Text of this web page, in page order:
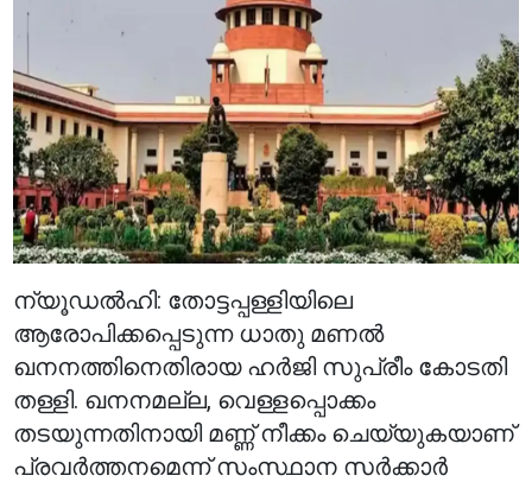
ന്യൂഡൽഹി: തോട്ടപ്പള്ളിയിലെ
ആരോപിക്കപ്പെടുന്ന ധാതു മണൽ
ഖനനത്തിനെതിരായ ഹർജി സുപ്രീം കോടതി
തള്ളി. ഖനനമല്ല, വെള്ളപ്പൊക്കം
തടയുന്നതിനായി മണ്ണ് നീക്കം ചെയ്യുകയാണ്
പ്രവർത്തനമെന്ന് സംസ്ഥാന സർക്കാർ